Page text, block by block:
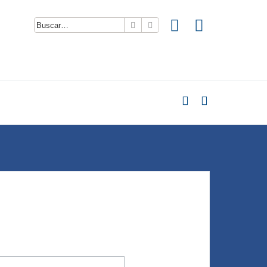
Buscar Búsqueda avanzada